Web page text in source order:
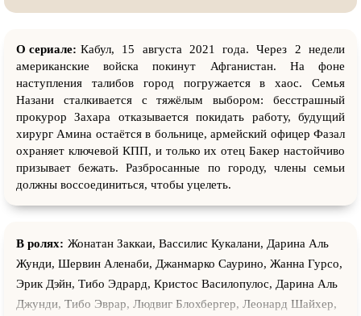
О сериале: Кабул, 15 августа 2021 года. Через 2 недели
американские войска покинут Афганистан. На фоне
наступления талибов город погружается в хаос. Семья
Назани сталкивается с тяжёлым выбором: бесстрашный
прокурор Захара отказывается покидать работу, будущий
хирург Амина остаётся в больнице, армейский офицер Фазал
охраняет ключевой КПП, и только их отец Бакер настойчиво
призывает бежать. Разбросанные по городу, члены семьи
должны воссоединиться, чтобы уцелеть.
В ролях: Жонатан Заккаи, Вассилис Кукалани, Дарина Аль
Жунди, Шервин Аленаби, Джанмарко Саурино, Жанна Гурсо,
Эрик Дэйн, Тибо Эдрард, Кристос Василопулос, Дарина Аль
Джунди, Тибо Эврар, Людвиг Блохбергер, Леонард Шайхер,